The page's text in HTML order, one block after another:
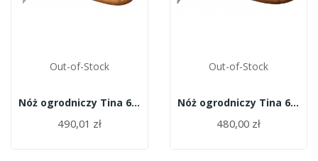
Out-of-Stock
Nóż ogrodniczy Tina 635/11,5
490,01 zł
Out-of-Stock
Nóż ogrodniczy Tina 633/11,5
480,00 zł